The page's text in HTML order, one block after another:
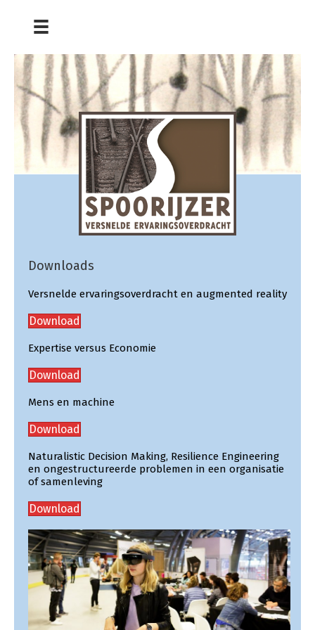
Downloads
Versnelde ervaringsoverdracht en augmented reality
Download
Expertise versus Economie
Download
Mens en machine
Download
Naturalistic Decision Making, Resilience Engineering
en ongestructureerde problemen in een organisatie
of samenleving
Download